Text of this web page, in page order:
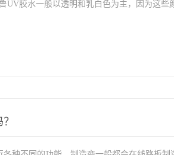
UV胶水一般以透明和乳白色为主，因为这些